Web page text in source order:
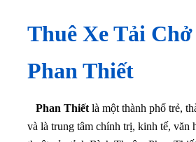
Thuê Xe Tải
Phan Thiết
Phan Thiết là một thành phố trẻ,
và là trung tâm chính trị, kinh tế, văn